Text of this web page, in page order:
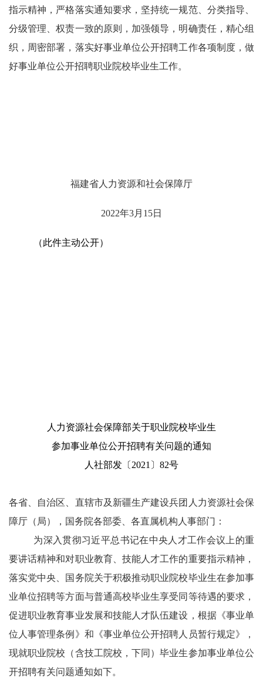
指示精神， 严格落实通知要求，坚持统一规范、分类指导、
分级管理、权责一致的原则，加强领导，明确责任，精心组
织，周密部署，落实好事业单位公开招聘工作各项制度，做
好事业单位公开招聘职业院校毕业生工作。
福建省人力资源和社会保障厅
2022年3月15日
（此件主动公开）
人力资源社会保障部关于职业院校毕业生
参加事业单位公开招聘有关问题的通知
人社部发〔 2021 〕 82号
各省、自治区、直辖市及新疆生产建设兵团人力资源社会保
障厅（局），国务院各部委、各直属机构人事部门：
为深入贯彻习近平总书记在中央人才工作会议上的重
要讲话精神和对职业教育、技能人才工作的重要指示精神，
落实党中央、国务院关于积极推动职业院校毕业生在参加事
业单位招聘等方面与普通高校毕业生享受同等待遇的要求，
促进职业教育事业发展和技能人才队伍建设，根据《事业单
位人事管理条例》和《事业单位公开招聘人员暂行规定》，
现就职业院校（含技工院校，下同）毕业生参加事业单位公
开招聘有关问题通知如下。